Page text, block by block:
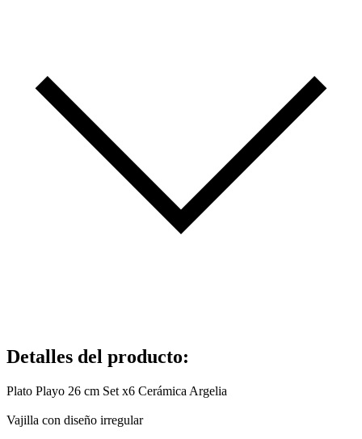
Detalles del producto:
Plato Playo 26 cm Set x6 Cerámica Argelia
Vajilla con diseño irregular